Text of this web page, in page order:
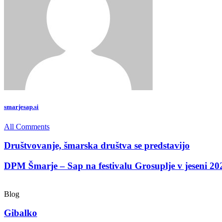
smarjesap.si
All Comments
Društvovanje, šmarska društva se predstavijo
DPM Šmarje – Sap na festivalu Grosuplje v jeseni
Blog
Gibalko